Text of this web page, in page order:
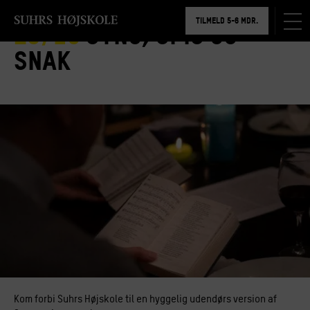
TILMELD 5-6 MDR.
29/10Syng, spis og
snak
Kom forbi Suhrs Højskole til en hyggelig udendørs version af